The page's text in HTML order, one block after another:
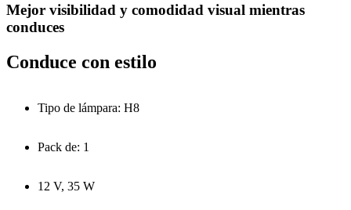
Mejor visibilidad y comodidad visual mientras
conduces
Conduce con estilo
Tipo de lámpara: H8
Pack de: 1
12 V, 35 W